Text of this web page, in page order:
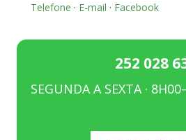
Telefone · E-mail · Facebook
252 028
SEGUNDA A SEXTA ·